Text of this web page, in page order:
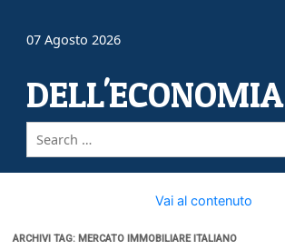
07 Agosto 2026
DELL'ECONOMIA
Vai al contenuto
ARCHIVI TAG: MERCATO IMMOBILIARE ITALIANO